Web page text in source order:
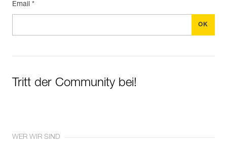
Email *
Tritt der Community bei!
WER WIR SIND